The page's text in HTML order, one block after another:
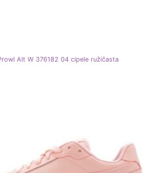
Alt W 376182 04 cipele ružičasta